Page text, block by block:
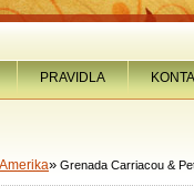
PRAVIDLA
Amerika» Grenada Carriacou &